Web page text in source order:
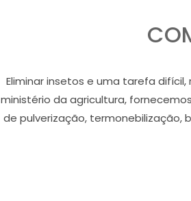
Eliminar insetos e uma tarefa
ministério da agricultura,
de pulverização, termonebilização,